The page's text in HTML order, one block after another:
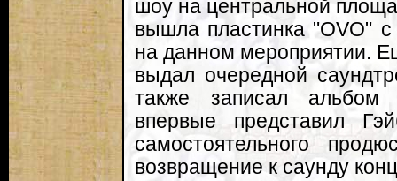
шоу на центральной
вышла пластинка "OVO"
на данном мероприятии.
выдал очередной
также записал альбом
впервые представил
самостоятельного
возвращение к саунду